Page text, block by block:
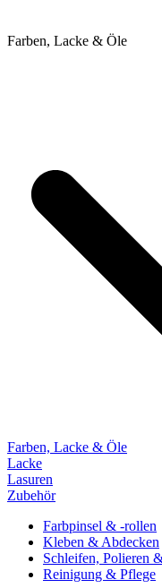
Farben, Lacke & Öle
Farben, Lacke & Öle
Lacke
Lasuren
Zubehör
Farbpinsel & -rollen
Kleben & Abdecken
Schleifen, Polieren
Reinigung & Pflege